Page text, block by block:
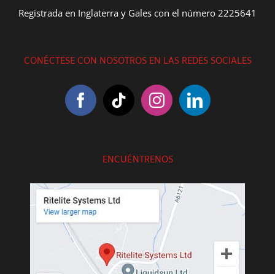
Registrada en Inglaterra y Gales con el número 2225641
CONÉCTESE CON NOSOTROS EN LAS REDES SOCIALES
ENCUÉNTRENOS